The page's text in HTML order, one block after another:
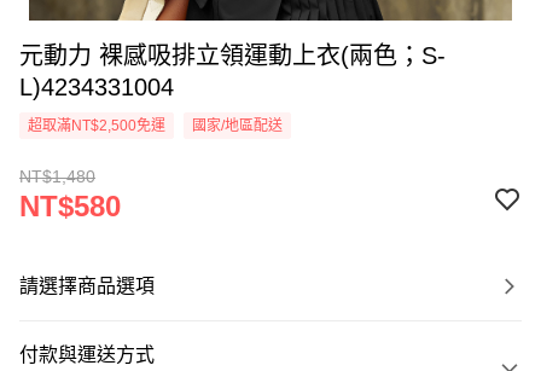
元動力 裸感吸排立領運動上衣(兩色；S-
L)4234331004
超取滿NT$2,500免運 國家/地區配送
NT$1,480
NT$580
請選擇商品選項
付款與運送方式